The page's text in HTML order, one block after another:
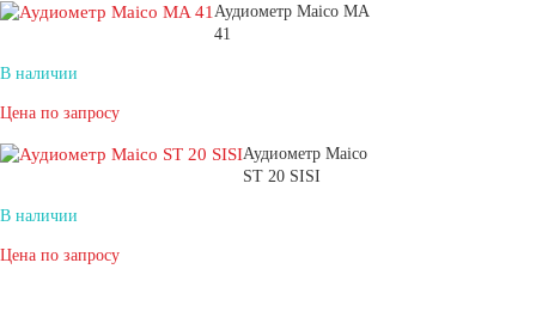
Аудиометр Maico MA
41
В наличии
Цена по запросу
Аудиометр Maico
ST 20 SISI
В наличии
Цена по запросу